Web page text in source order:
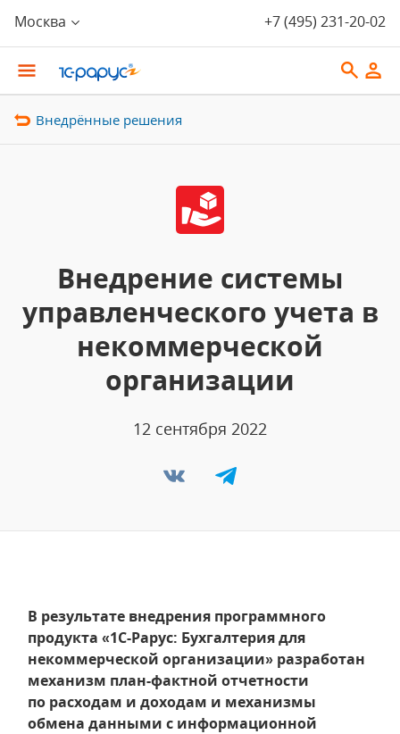
Москва +7 (495) 231-20-02
Внедрённые решения
Внедрение системы
управленческого учета в
некоммерческой
организации
12 сентября 2022
В результате внедрения программного
продукта «1С-Рарус: Бухгалтерия для
некоммерческой организации» разработан
механизм план-фактной отчетности
по расходам и доходам и механизмы
обмена данными с информационной